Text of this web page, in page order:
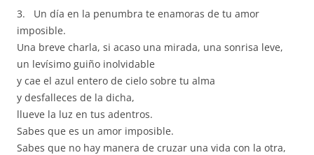
3. Un día en la penumbra te enamoras de tu amor
imposible.
Una breve charla, si acaso una mirada, una sonrisa leve,
un levísimo guiño inolvidable
y cae el azul entero de cielo sobre tu alma
y desfalleces de la dicha,
llueve la luz en tus adentros.
Sabes que es un amor imposible.
Sabes que no hay manera de cruzar una vida con la otra,